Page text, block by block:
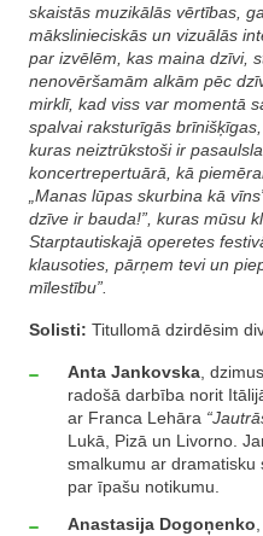
skaistās muzikālās vērtības,
mākslinieciskās un vizuālās
par izvēlēm, kas maina dzīvi,
nenovēršamām alkām pēc
mirklī, kad viss var momentā
spalvai raksturīgās
kuras neiztrūkstoši ir
koncertrepertuārā, kā
„Manas lūpas skurbina kā
dzīve ir bauda!” , kuras mūsu
Starptautiskajā operetes
klausoties, pārņem tevi un
mīlestību”.
Solisti: Titullomā dzirdēsim
Anta Jankovska ,
radošā darbība norit
ar Franca Lehāra
Lukā, Pizā un Livorno.
smalkumu ar
par īpašu notikumu.
Anastasija Dogoņenko